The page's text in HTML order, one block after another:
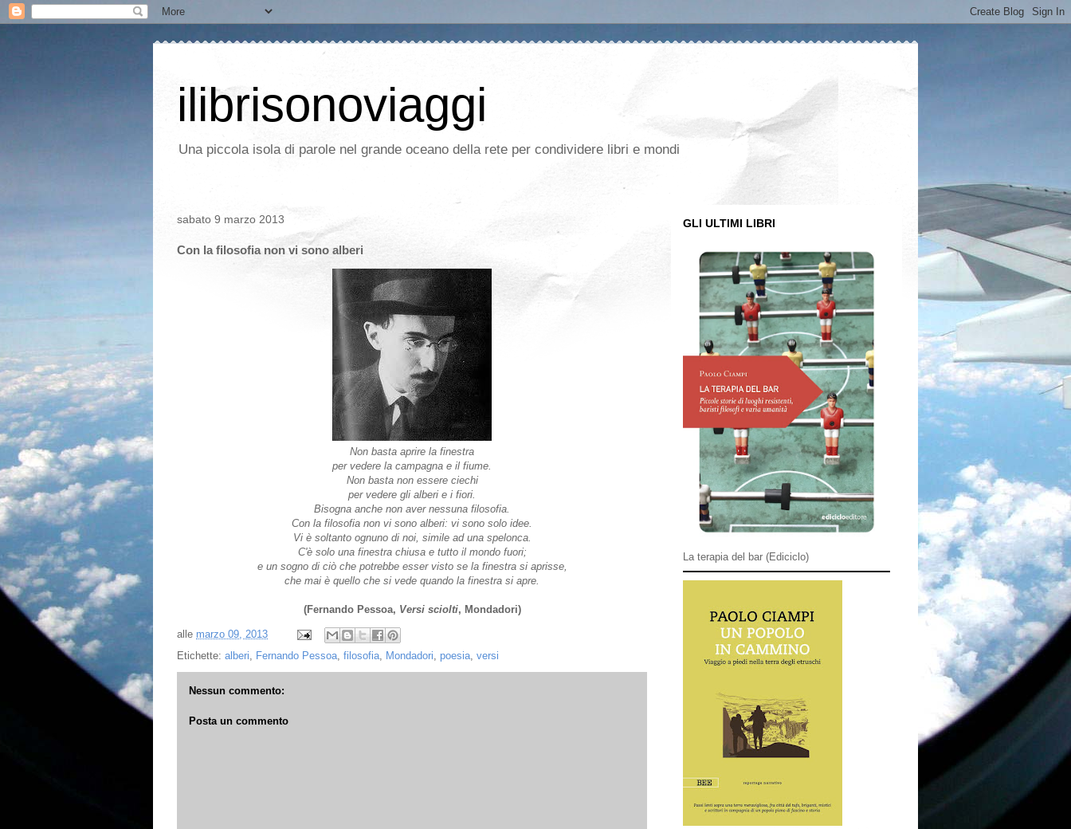
ilibrisonoviaggi
Una piccola isola di parole nel grande oceano della rete per condividere libri e mondi
sabato 9 marzo 2013
Con la filosofia non vi sono alberi
Non basta aprire la finestra
per vedere la campagna e il fiume.
Non basta non essere ciechi
per vedere gli alberi e i fiori.
Bisogna anche non aver nessuna filosofia.
Con la filosofia non vi sono alberi: vi sono solo idee.
Vi è soltanto ognuno di noi, simile ad una spelonca.
C'è solo una finestra chiusa e tutto il mondo fuori;
e un sogno di ciò che potrebbe esser visto se la finestra si aprisse,
che mai è quello che si vede quando la finestra si apre.
(Fernando Pessoa, Versi sciolti, Mondadori)
alle marzo 09, 2013
Etichette: alberi, Fernando Pessoa, filosofia, Mondadori, poesia, versi
Nessun commento:
Posta un commento
GLI ULTIMI LIBRI
La terapia del bar (Ediciclo)